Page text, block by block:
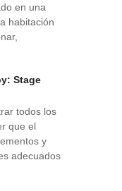
en una
habitación
Stage
todos los
que el
y
adecuados